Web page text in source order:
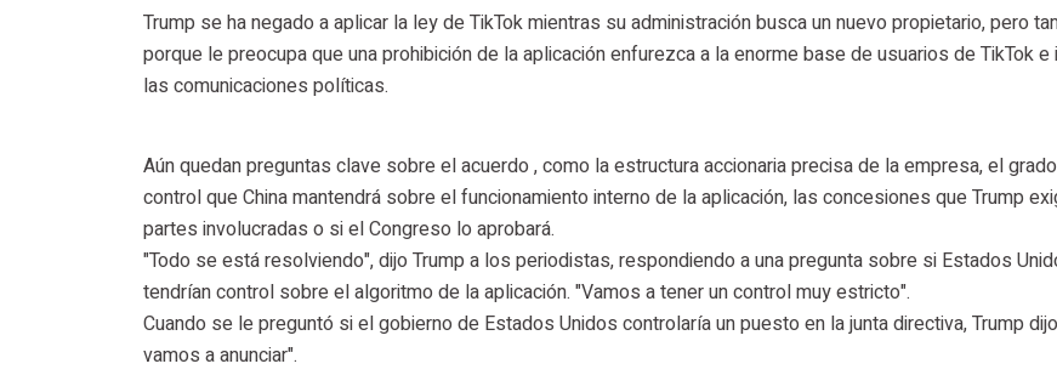
Trump se ha negado a aplicar la ley de TikTok mientras su administración busca un nuevo propietario, pero
porque le preocupa que una prohibición de la aplicación enfurezca a la enorme base de usuarios de TikTok e
las comunicaciones políticas.
Aún quedan preguntas clave sobre el acuerdo , como la estructura accionaria precisa de la empresa, el
control que China mantendrá sobre el funcionamiento interno de la aplicación, las concesiones que Trump
partes involucradas o si el Congreso lo aprobará.
"Todo se está resolviendo", dijo Trump a los periodistas, respondiendo a una pregunta sobre si Estados
tendrían control sobre el algoritmo de la aplicación. "Vamos a tener un control muy estricto".
Cuando se le preguntó si el gobierno de Estados Unidos controlaría un puesto en la junta directiva, Trump
vamos a anunciar".